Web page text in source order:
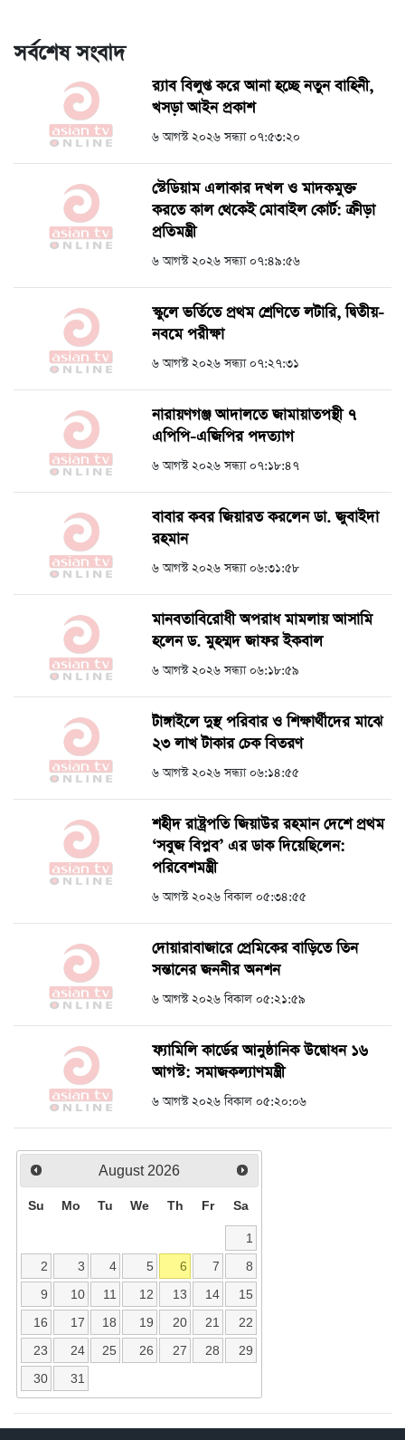
সর্বশেষ সংবাদ
র‍্যাব বিলুপ্ত করে আনা হচ্ছে নতুন বাহিনী,
খসড়া আইন প্রকাশ
৬ আগস্ট ২০২৬ সন্ধ্যা ০৭:৫৩:২০
স্টেডিয়াম এলাকার দখল ও মাদকমুক্ত
করতে কাল থেকেই মোবাইল কোর্ট: ক্রীড়া
প্রতিমন্ত্রী
৬ আগস্ট ২০২৬ সন্ধ্যা ০৭:৪৯:৫৬
স্কুলে ভর্তিতে প্রথম শ্রেণিতে লটারি, দ্বিতীয়-
নবমে পরীক্ষা
৬ আগস্ট ২০২৬ সন্ধ্যা ০৭:২৭:৩১
নারায়ণগঞ্জ আদালতে জামায়াতপন্থী ৭
এপিপি-এজিপির পদত্যাগ
৬ আগস্ট ২০২৬ সন্ধ্যা ০৭:১৮:৪৭
বাবার কবর জিয়ারত করলেন ডা. জুবাইদা
রহমান
৬ আগস্ট ২০২৬ সন্ধ্যা ০৬:৩১:৫৮
মানবতাবিরোধী অপরাধ মামলায় আসামি
হলেন ড. মুহম্মদ জাফর ইকবাল
৬ আগস্ট ২০২৬ সন্ধ্যা ০৬:১৮:৫৯
টাঙ্গাইলে দুস্থ পরিবার ও শিক্ষার্থীদের মাঝে
২৩ লাখ টাকার চেক বিতরণ
৬ আগস্ট ২০২৬ সন্ধ্যা ০৬:১৪:৫৫
শহীদ রাষ্ট্রপতি জিয়াউর রহমান দেশে প্রথম
‘সবুজ বিপ্লব’ এর ডাক দিয়েছিলেন:
পরিবেশমন্ত্রী
৬ আগস্ট ২০২৬ বিকাল ০৫:৩৪:৫৫
দোয়ারাবাজারে প্রেমিকের বাড়িতে তিন
সন্তানের জননীর অনশন
৬ আগস্ট ২০২৬ বিকাল ০৫:২১:৫৯
ফ্যামিলি কার্ডের আনুষ্ঠানিক উদ্বোধন ১৬
আগস্ট: সমাজকল্যাণমন্ত্রী
৬ আগস্ট ২০২৬ বিকাল ০৫:২০:০৬
August 2026
Su Mo Tu We Th Fr Sa
1
2
3 4 5 6 7
8
9
10 11 12 13 14
15
16
17 18 19 20 21
22
23
24 25 26 27 28
29
30
31